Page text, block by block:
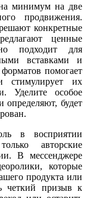
минимум на две
продвижения.
конкретные
ценные
подходит для
вставками и
помогает
стимулирует их
Уделите особое
определяют, будет
в восприятии
авторские
В мессенджере
которые
продукта или
четкий призыв к